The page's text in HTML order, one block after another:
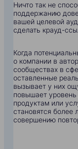
Ничто так не
поддержанию
вашей целевой
сделать крауд-
Когда
о компании в
сообществах в
оставленные
вызывает у них
повышает
продуктам или
становятся
совершению